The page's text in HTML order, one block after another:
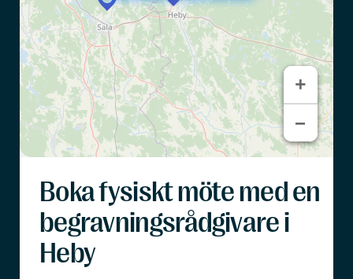
+
−
+
−
Boka fysiskt möte med en
begravningsrådgivare i
Heby